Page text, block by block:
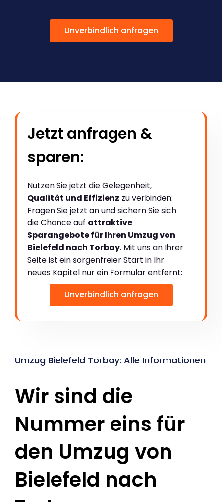
Unverbindlich anfragen
Jetzt anfragen &
sparen:
Nutzen Sie jetzt die Gelegenheit,
Qualität und Effizienz zu verbinden:
Fragen Sie jetzt an und sichern Sie sich
die Chance auf attraktive
Sparangebote für Ihren Umzug von
Bielefeld nach Torbay. Mit uns an Ihrer
Seite ist ein sorgenfreier Start in Ihr
neues Kapitel nur ein Formular entfernt:
Unverbindlich anfragen
Umzug Bielefeld Torbay: Alle Informationen
Wir sind die
Nummer eins für
den Umzug von
Bielefeld nach